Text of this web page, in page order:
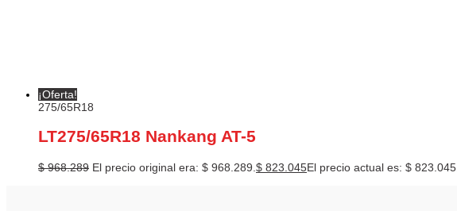
¡Oferta!
275/65R18
LT275/65R18 Nankang AT-5
$968.289 El precio original era: $ 968.289. $ 823.045El precio actual es: $ 823.045.